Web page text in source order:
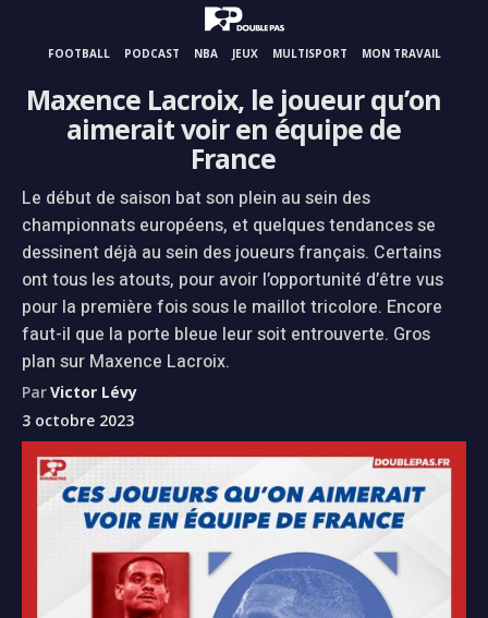
FOOTBALL PODCAST NBA JEUX MULTISPORT MON TRAVAIL
Maxence Lacroix, le joueur qu’on
aimerait voir en équipe de
France
Le début de saison bat son plein au sein des
championnats européens, et quelques tendances se
dessinent déjà au sein des joueurs français. Certains
ont tous les atouts, pour avoir l’opportunité d’être vus
pour la première fois sous le maillot tricolore. Encore
faut-il que la porte bleue leur soit entrouverte. Gros
plan sur Maxence Lacroix.
ParVictor Lévy
3 octobre 2023